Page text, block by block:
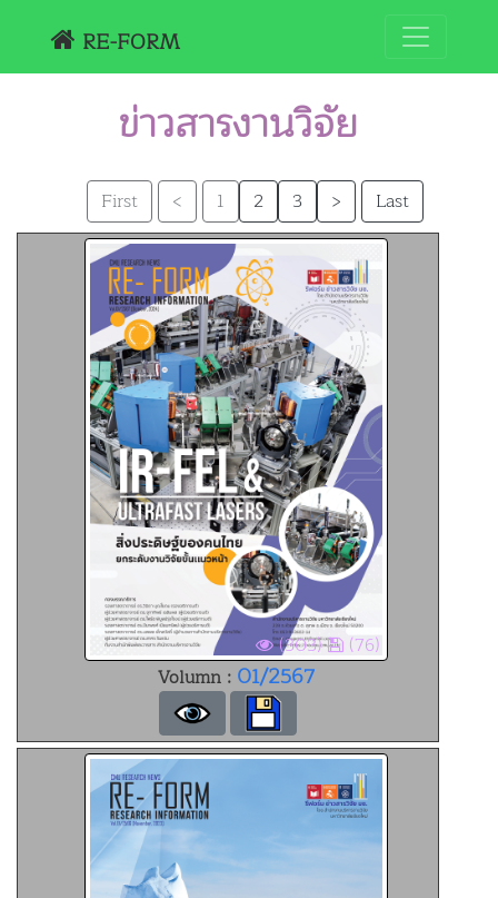
RE-FORM
ข่าวสารงานวิจัย
1
(303)
(76)
Volumn : 01/2567